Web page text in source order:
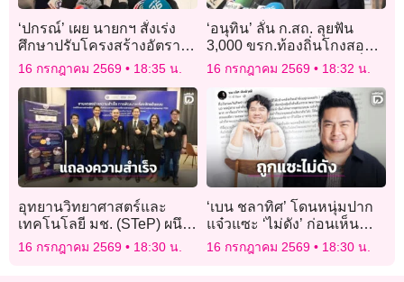
‘ปกรณ์’ เผย นายกฯ สั่งเร่ง
ศึกษาปรับโครงสร้างอัตรา
กำลัง นำ AI ยกระดับ
ประสิทธิภาพราชการ พร้อม
ทบทวนระบบจ้างงาน ค่า
ตอบแทน และสวัสดิการก่อน
เสนอ ครม. พิจารณา
16 กรกฎาคม 2569 18:35 น.
‘อนุทิน’ ลั่น ก.สถ. ลุยฟัน
3,000 ขรก.ท้องถิ่นโกงสอบ
ได้เลย ไม่ต้องรอนายกฯ นั่ง
หัวโต๊ะ ลั่นทำผิดต้องรับผิด
ชอบ
16 กรกฎาคม 2569 18:32 น.
อุทยานวิทยาศาสตร์และ
เทคโนโลยี มช. (STeP) ผนึก
กำลัง สป.อว. และ MTEC
แถลงความสำเร็จ
16 กรกฎาคม 2569 18:30 น.
‘เบน ชลาทิศ’ โดนหนุ่มปาก
แจ๋วแซะ ‘ไม่ดัง’ ก่อนเห็น
สภาพสุดอนาถ ดีแต่ปากค่า
ข้าวยังให้แม่ควักจ่าย!
16 กรกฎาคม 2569 18:30 น.